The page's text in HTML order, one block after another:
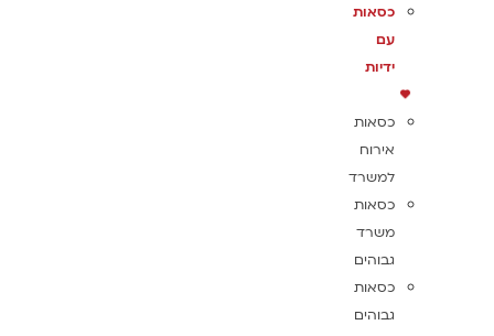
כסאות
עם
ידיות
כסאות
אירוח
למשרד
כסאות
משרד
גבוהים
כסאות
גבוהים